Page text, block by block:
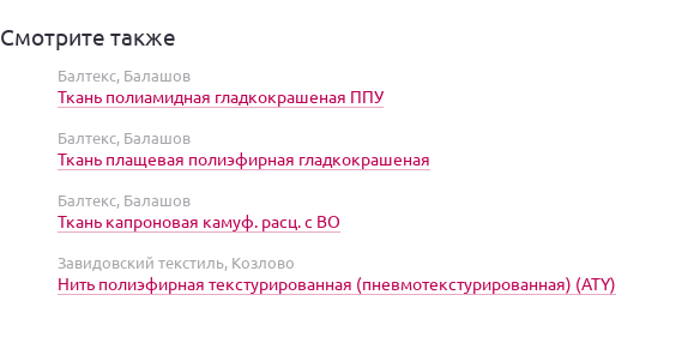
Смотрите также
Балтекс, Балашов
Ткань полиамидная гладкокрашеная ППУ
Балтекс, Балашов
Ткань плащевая полиэфирная гладкокрашеная
Балтекс, Балашов
Ткань капроновая камуф. расц. с ВО
Завидовский текстиль, Козлово
Нить полиэфирная текстурированная (пневмотекстурированная) (ATY)